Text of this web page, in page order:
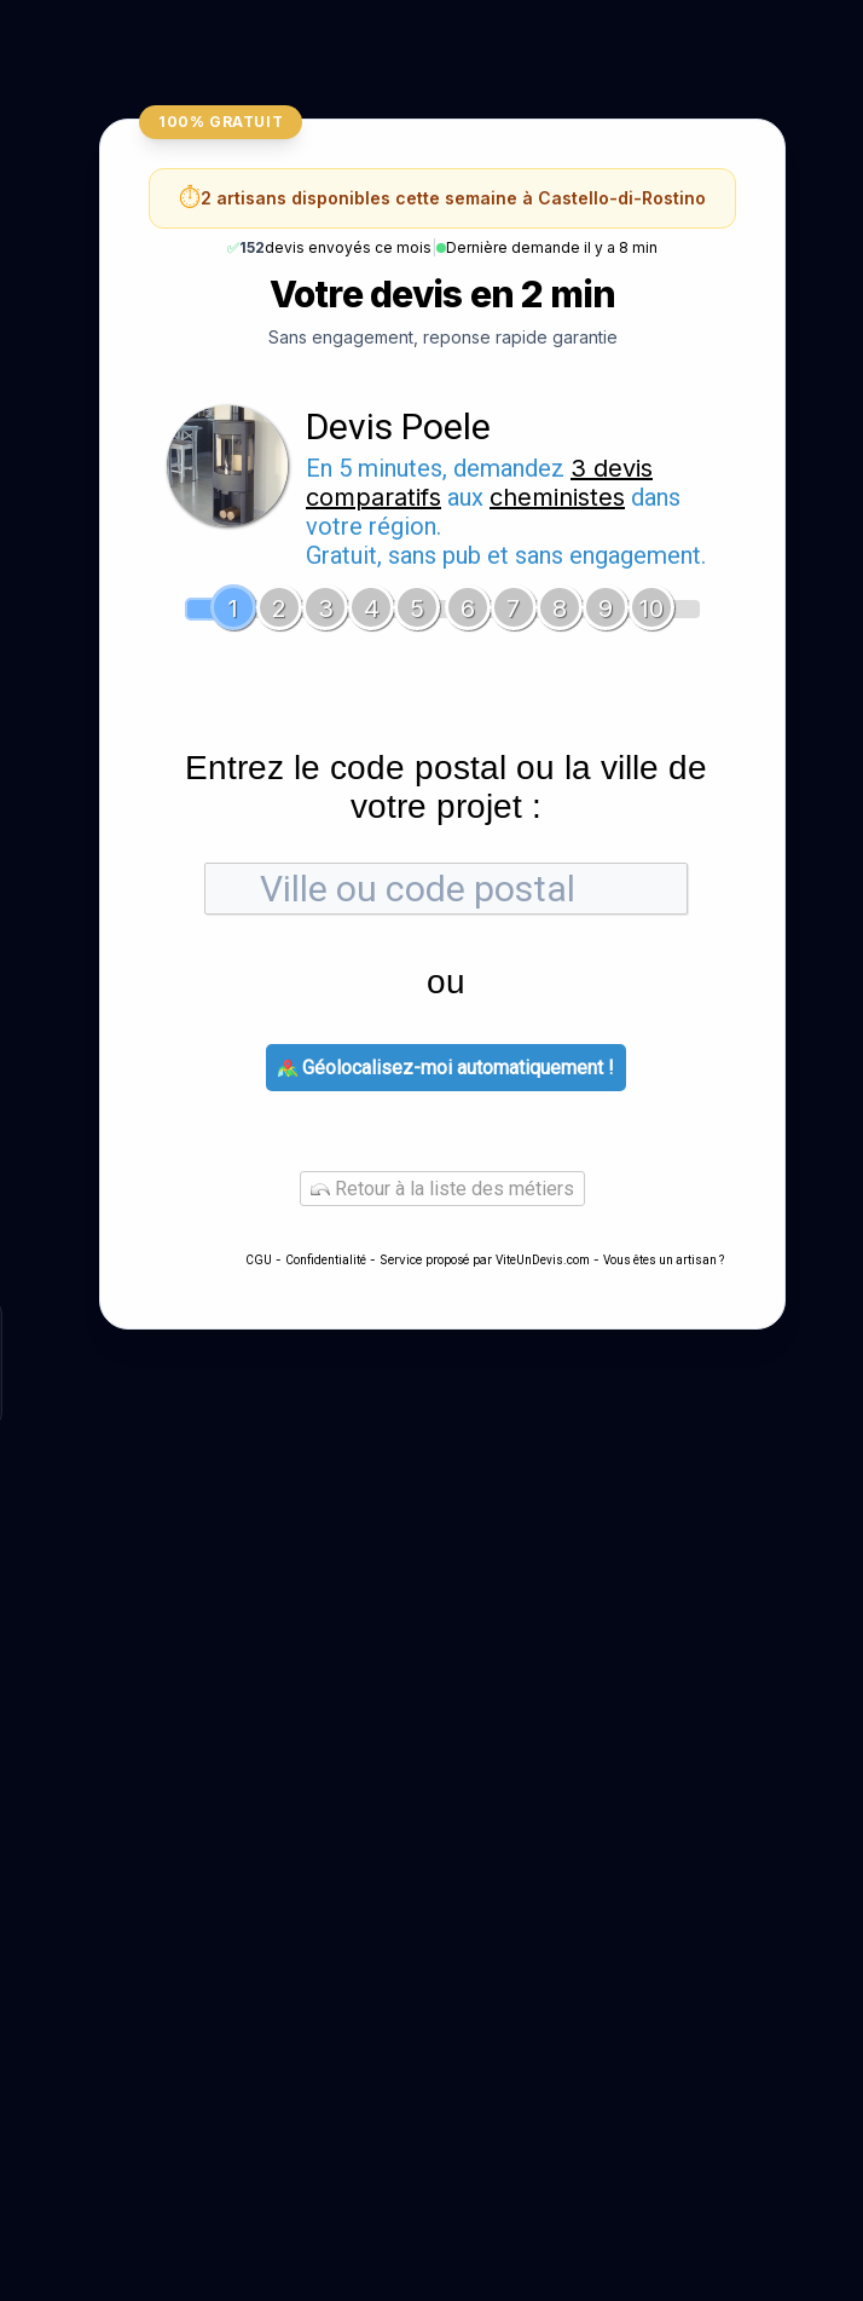
100% GRATUIT
⏱️2 artisans disponibles cette semaine à Castello-di-Rostino
✅152devis envoyés ce mois Dernière demande il y a 8 min
Votre devis en 2 min
Sans engagement, reponse rapide garantie
Devis Poele
En 5 minutes, demandez 3 devis
comparatifs aux cheministes dans
votre région.
Gratuit, sans pub et sans engagement.
1
2 3 4 5 6 7 8 9 10
Entrez le code postal ou la ville de
votre projet :
ou
Géolocalisez-moi automatiquement !
Retour à la liste des métiers
CGU - Confidentialité - Service proposé par ViteUnDevis.com - Vous êtes un artisan ?